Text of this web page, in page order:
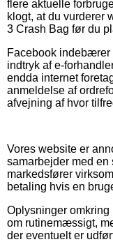
flere aktuelle
klogt, at du vurderer
3 Crash Bag før du
Facebook indebærer
indtryk af e-
endda internet
anmeldelse af
afvejning af hvor
Vores website er
samarbejder med en
markedsfører
betaling hvis en
Oplysninger
om rutinemæssigt,
der eventuelt er